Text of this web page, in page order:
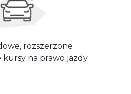
rozszerzone
kursy na prawo jazdy